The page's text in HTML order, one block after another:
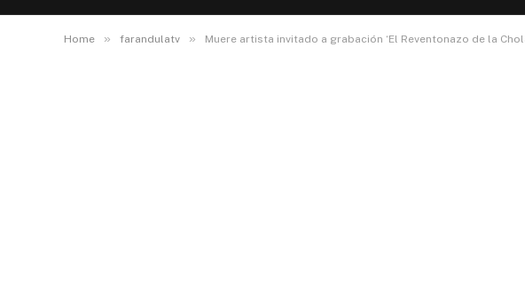
Home » farandulatv » Muere artista invitado a grabación ‘El Reventonazo de la